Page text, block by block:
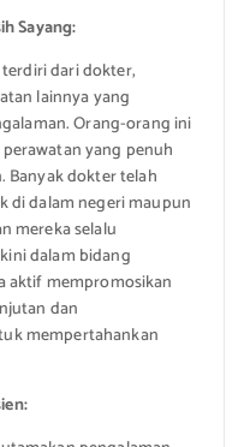
Sayang:
dari dokter,
lainnya yang
Orang-orang ini
yang penuh
Banyak dokter telah
di dalam negeri maupun
mereka selalu
dalam bidang
aktif mempromosikan
dan
mempertahankan